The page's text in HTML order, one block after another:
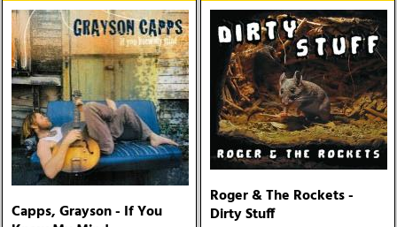
Capps, Grayson - If You
Roger & The Rockets -
Dirty Stuff